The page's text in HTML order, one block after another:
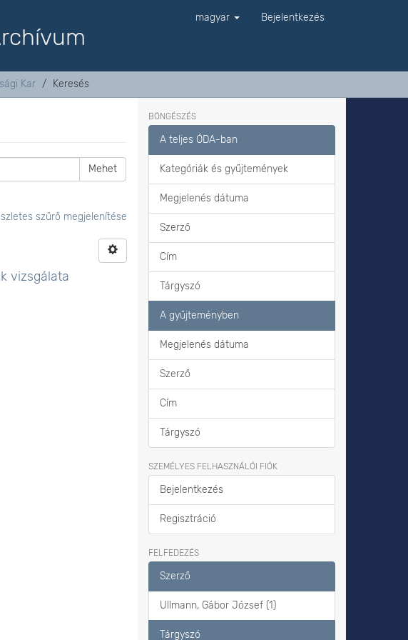
magyar Bejelentkezés
Kar Keresés
Mehet
szűrő megjelenítése
vizsgálata
BÖNGÉSZÉS
A teljes ÓDA-ban
Kategóriák és gyűjtemények
Megjelenés dátuma
Szerző
Cím
Tárgyszó
A gyűjteményben
Megjelenés dátuma
Szerző
Cím
Tárgyszó
SZEMÉLYES FELHASZNÁLÓI FIÓK
Bejelentkezés
Regisztráció
FELFEDEZÉS
Szerző
Ullmann, Gábor József (1)
Tárgyszó